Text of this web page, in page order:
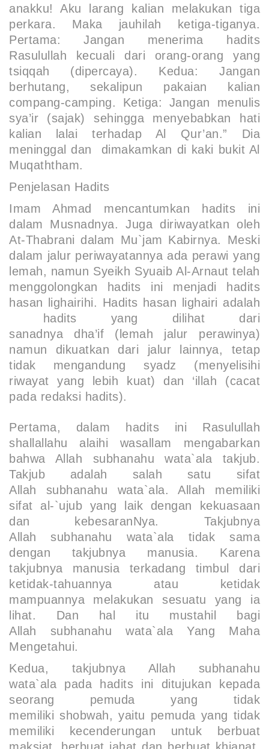
anakku! Aku larang kalian melakukan tiga
perkara. Maka jauhilah ketiga-tiganya.
Pertama: Jangan menerima hadits
Rasulullah kecuali dari orang-orang yang
tsiqqah (dipercaya). Kedua: Jangan
berhutang, sekalipun pakaian kalian
compang-camping. Ketiga: Jangan menulis
sya’ir (sajak) sehingga menyebabkan hati
kalian lalai terhadap Al Qur’an.” Dia
meninggal dan dimakamkan di kaki bukit Al
Muqaththam.
Penjelasan Hadits
Imam Ahmad mencantumkan hadits ini
dalam Musnadnya. Juga diriwayatkan oleh
At-Thabrani dalam Mu`jam Kabirnya. Meski
dalam jalur periwayatannya ada perawi yang
lemah, namun Syeikh Syuaib Al-Arnaut telah
menggolongkan hadits ini menjadi
hadits
hasan lighairihi. Hadits hasan lighairi adalah
hadits yang dilihat dari
sanadnya dha’if (lemah jalur perawinya)
namun dikuatkan dari jalur lainnya, tetap
tidak mengandungsyadz (menyelisihi
riwayat yang lebih kuat) dan ‘illah (cacat
pada redaksi hadits).
Pertama, dalam hadits ini Rasulullah
shallallahu alaihi wasallam mengabarkan
bahwa Allah subhanahu wata`ala takjub.
Takjub adalah salah satu sifat
Allah subhanahu wata`ala. Allah memiliki
sifat al-`ujub yang laik dengan kekuasaan
dan kebesaranNya. Takjubnya
Allahsubhanahu wata`ala tidak sama
dengan takjubnya manusia. Karena
takjubnya manusia terkadang timbul dari
ketidak-tahuannya atau ketidak
mampuannya melakukan sesuatu yang ia
lihat. Dan hal itu mustahil bagi
Allah subhanahu wata`ala Yang Maha
Mengetahui.
Kedua, takjubnya Allah subhanahu
wata`ala pada hadits ini ditujukan kepada
seorang pemuda yang tidak
memiliki shobwah, yaitu pemuda yang tidak
memiliki kecenderungan untuk berbuat